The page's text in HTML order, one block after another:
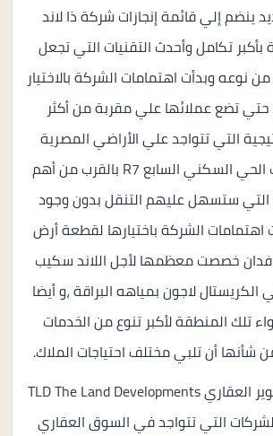
إلي قائمة إنجازات شركة ذا لاند
بأكبر تكامل وأحدث التقنيات التي تجعل
نوعه وبدأت اهتمامات الشركة بالاختيار
حتي تضع عملائها علي مقربة من أكثر
التي تتواجد علي الأراضي المصرية
بالتحديد في قلب الحي السكني السابع R7 بالقرب من أهم
التي ستسهل عليهم التنقل بدون وجود
اهتمامات الشركة باختيارها لقطعة أرض
بلغت حوالي 42 فدان خصصت معظمها لأجل اللاند سكيب
لاجون بمياهه البراقة ،و أيضا
تلك المنطقة لأكبر تنوع من الخدمات
شأنها أن تلبي مختلف احتياجات الملاك.
شركة ذا لاند للتطوير العقاري TLD The Land Developments
التي تتواجد في السوق العقاري